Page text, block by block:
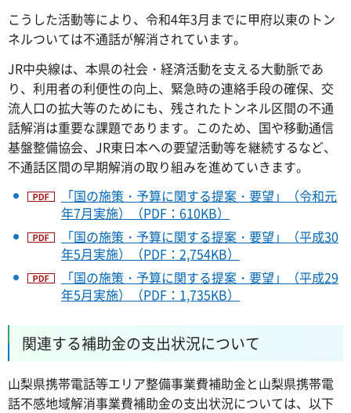
こうした活動等により、令和4年3月までに甲府以東のトン
ネルついては不通話が解消されています。
JR中央線は、本県の社会・経済活動を支える大動脈であ
り、利用者の利便性の向上、緊急時の連絡手段の確保、交
流人口の拡大等のためにも、残されたトンネル区間の不通
話解消は重要な課題であります。このため、国や移動通信
基盤整備協会、JR東日本への要望活動等を継続するなど、
不通話区間の早期解消の取り組みを進めていきます。
「国の施策・予算に関する提案・要望」（令和元
年7月実施）（PDF：610KB）
「国の施策・予算に関する提案・要望」（平成30
年5月実施）（PDF：2,754KB）
「国の施策・予算に関する提案・要望」（平成29
年5月実施）（PDF：1,735KB）
関連する補助金の支出状況について
山梨県携帯電話等エリア整備事業費補助金と山梨県携帯電
話不感地域解消事業費補助金の支出状況については、以下